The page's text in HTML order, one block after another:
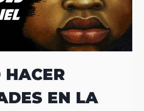
HACER
EN LA